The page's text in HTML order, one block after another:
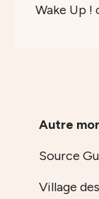
Wake Up !
Autre
Source
Village